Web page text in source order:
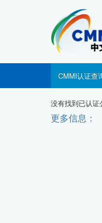
CMMI认证查
没有找到已认证
更多信息：